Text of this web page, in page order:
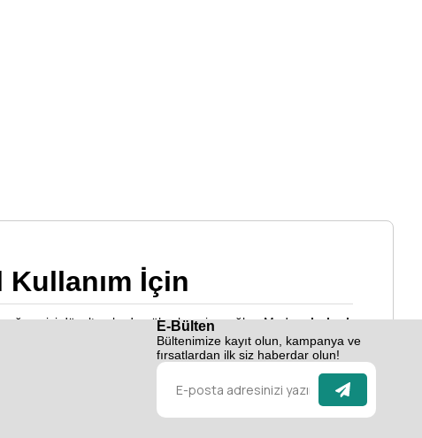
İçin
içi düzeltmelerde yüksek verim sağlar. Modernbuharlı
modeller, dayanıklılığı ve konforlu kullanım özellikleriyle öne
E-Bülten
Bültenimize kayıt olun, kampanya ve
fırsatlardan ilk siz haberdar olun!